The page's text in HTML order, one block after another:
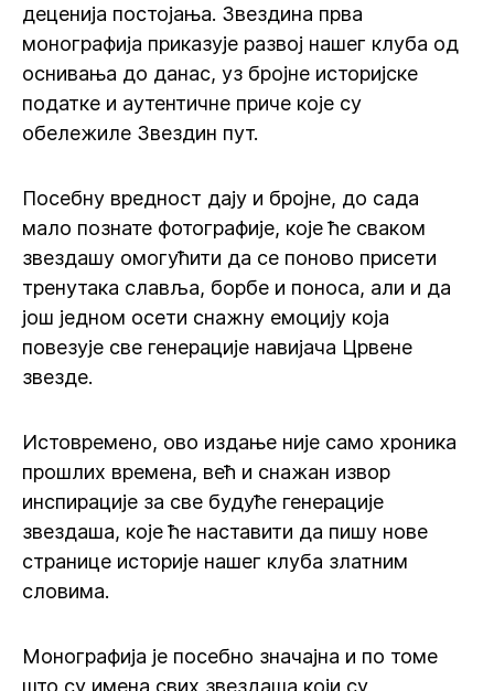
деценија постојања. Звездина прва
монографија приказује развој нашег клуба од
оснивања до данас, уз бројне историјске
податке и аутентичне приче које су
обележиле Звездин пут.
Посебну вредност дају и бројне, до сада
мало познате фотографије, које ће сваком
звездашу омогућити да се поново присети
тренутака славља, борбе и поноса, али и да
још једном осети снажну емоцију која
повезује све генерације навијача Црвене
звезде.
Истовремено, ово издање није само хроника
прошлих времена, већ и снажан извор
инспирације за све будуће генерације
звездаша, које ће наставити да пишу нове
странице историје нашег клуба златним
словима.
Монографија је посебно значајна и по томе
што су имена свих звездаша који су